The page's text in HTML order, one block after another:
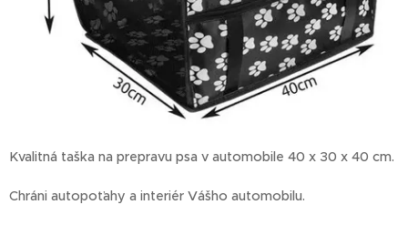
Kvalitná taška na prepravu psa v automobile 40 x 30 x 40 cm.
Chráni autopoťahy a interiér Vášho automobilu.